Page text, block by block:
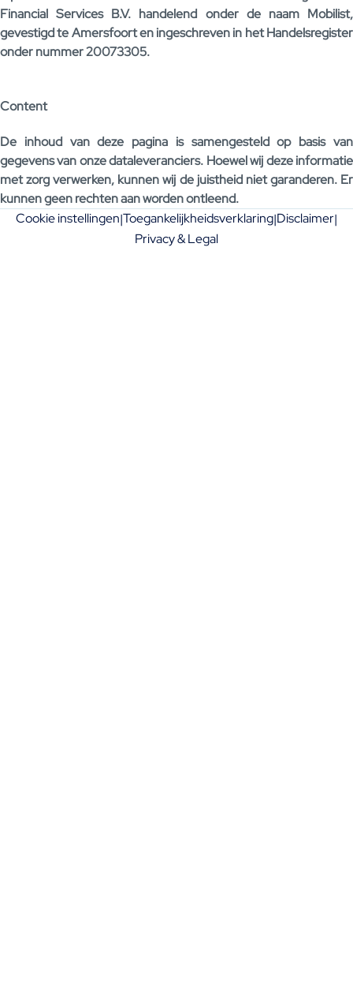
Financial Services B.V. handelend onder de naam Mobilist,
gevestigd te Amersfoort en ingeschreven in het Handelsregister
onder nummer 20073305.
Content
De inhoud van deze pagina is samengesteld op basis van
gegevens van onze dataleveranciers. Hoewel wij deze informatie
met zorg verwerken, kunnen wij de juistheid niet garanderen. Er
kunnen geen rechten aan worden ontleend.
Cookie instellingen|Toegankelijkheidsverklaring|Disclaimer|
Privacy & Legal